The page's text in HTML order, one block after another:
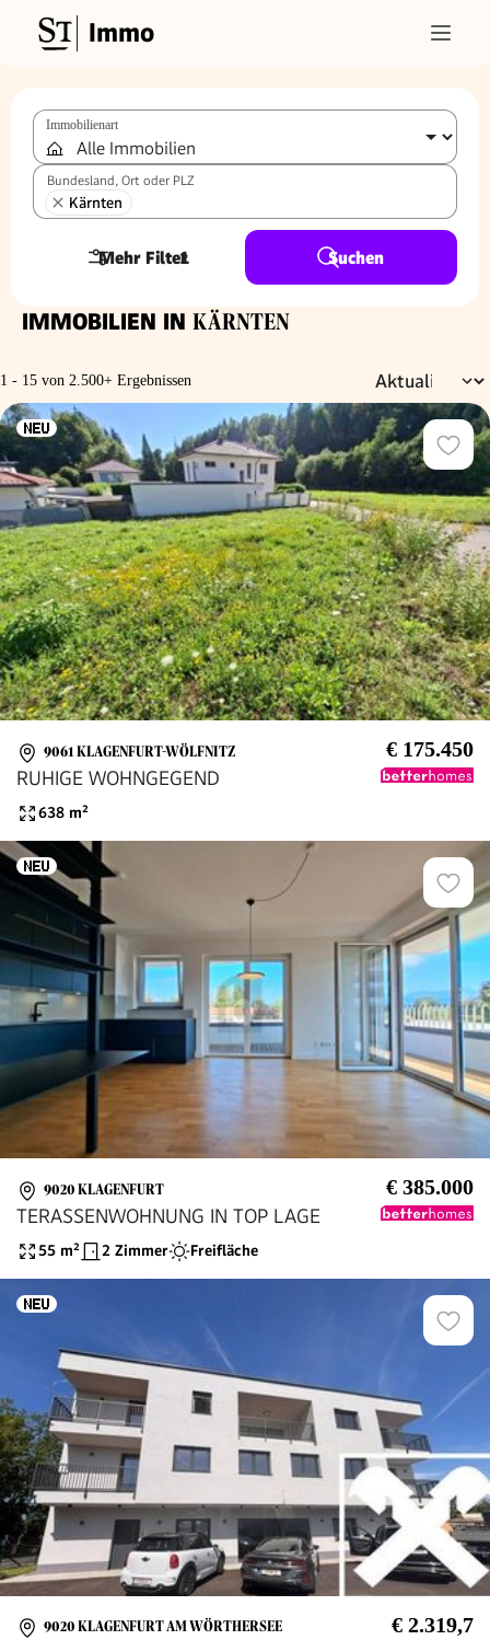
Immo
Immobilienart
Bundesland, Ort oder PLZ
Kärnten
Mehr Filter
1 Suchen
IMMOBILIEN IN KÄRNTEN
1 - 15 von 2.500+ Ergebnissen
9061 KLAGENFURT-WÖLFNITZ € 175.450
RUHIGE WOHNGEGEND
638 m²
9020 KLAGENFURT € 385.000
TERASSENWOHNUNG IN TOP LAGE
55 m² 2 Zimmer Freifläche
9020 KLAGENFURT AM WÖRTHERSEE € 2.319,7